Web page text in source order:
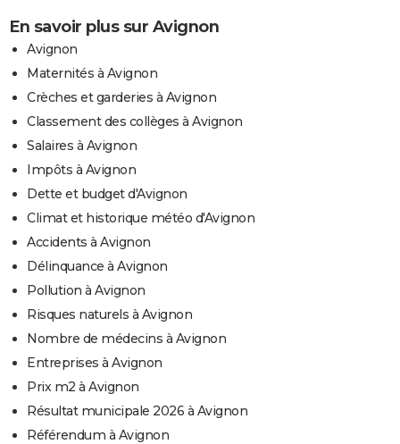
En savoir plus sur Avignon
Avignon
Maternités à Avignon
Crèches et garderies à Avignon
Classement des collèges à Avignon
Salaires à Avignon
Impôts à Avignon
Dette et budget d'Avignon
Climat et historique météo d'Avignon
Accidents à Avignon
Délinquance à Avignon
Pollution à Avignon
Risques naturels à Avignon
Nombre de médecins à Avignon
Entreprises à Avignon
Prix m2 à Avignon
Résultat municipale 2026 à Avignon
Référendum à Avignon